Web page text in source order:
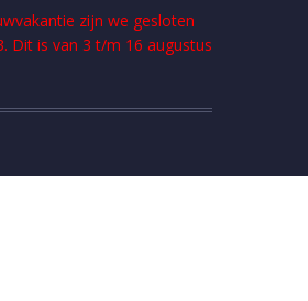
zijn we gesloten
Dit is van 3 t/m 16 augustus